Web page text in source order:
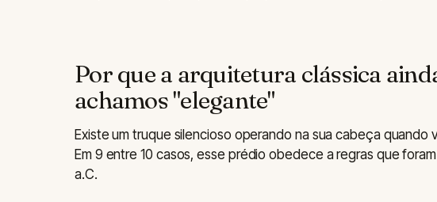
Por que a arquitetura clássica
achamos "elegante"
Existe um truque silencioso operando na sua cabeça
Em 9 entre 10 casos, esse prédio obedece a regras que
a.C.